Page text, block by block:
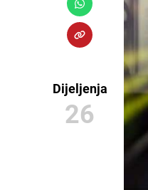
Dijeljenja
26